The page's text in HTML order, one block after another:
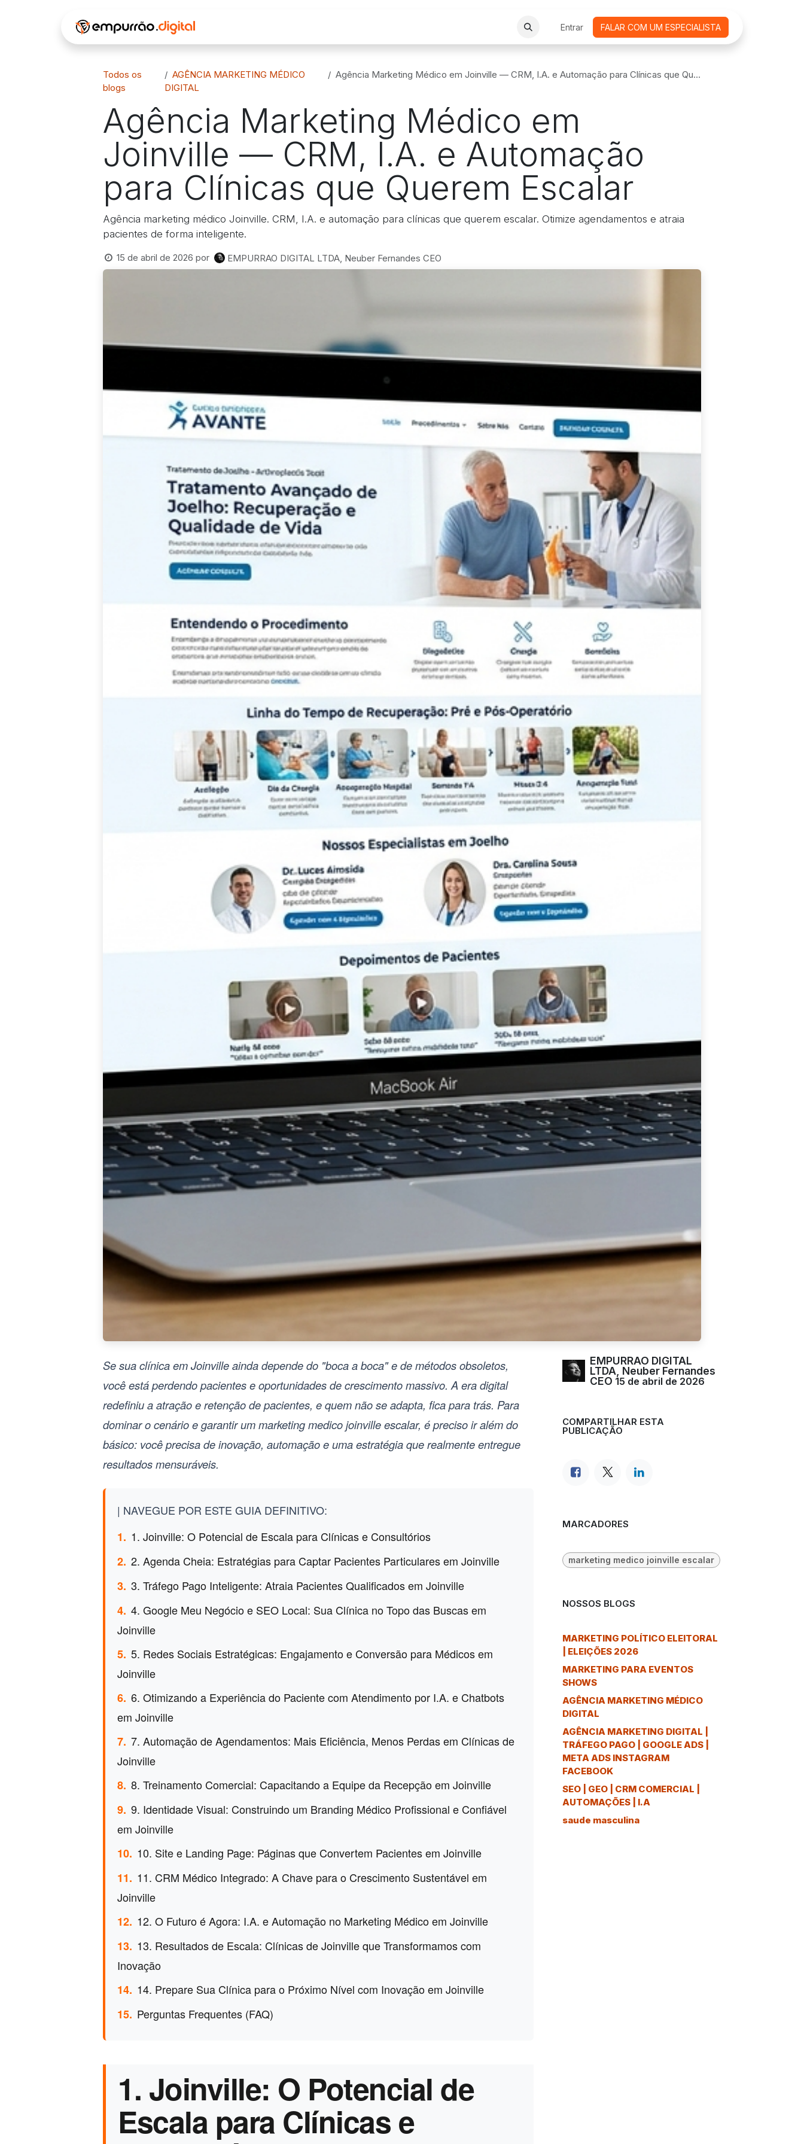
LOJA VIRTUAL CURSOS ONLINE AGENDAMENTO DE REUNIÕES
Entrar FALAR COM UM ESPECIALISTA
Todos os
blogs
AGÊNCIA MARKETING MÉDICO
DIGITAL
Agência Marketing Médico em Joinville — CRM, I.A. e Automação para Clínicas que Querem Escalar
Agência Marketing Médico em
Joinville — CRM, I.A. e Automação
para Clínicas que Querem Escalar
Agência marketing médico Joinville. CRM, I.A. e automação para clínicas que querem escalar. Otimize agendamentos e atraia
pacientes de forma inteligente.
15 de abril de 2026 por EMPURRAO DIGITAL LTDA, Neuber Fernandes CEO
Se sua clínica em Joinville ainda depende do "boca a boca" e de métodos obsoletos,
você está perdendo pacientes e oportunidades de crescimento massivo. A era digital
redefiniu a atração e retenção de pacientes, e quem não se adapta, fica para trás. Para
dominar o cenário e garantir ummarketing medico joinville escalar, é preciso ir além do
básico: você precisa de inovação, automação e uma estratégia que realmente entregue
resultados mensuráveis.
| NAVEGUE POR ESTE GUIA DEFINITIVO:
1. 1. Joinville: O Potencial de Escala para Clínicas e Consultórios
2. 2. Agenda Cheia: Estratégias para Captar Pacientes Particulares em Joinville
3. 3. Tráfego Pago Inteligente: Atraia Pacientes Qualificados em Joinville
4. 4. Google Meu Negócio e SEO Local: Sua Clínica no Topo das Buscas em
Joinville
5. 5. Redes Sociais Estratégicas: Engajamento e Conversão para Médicos em
Joinville
6. 6. Otimizando a Experiência do Paciente com Atendimento por I.A. e Chatbots
em Joinville
7. 7. Automação de Agendamentos: Mais Eficiência, Menos Perdas em Clínicas de
Joinville
8. 8. Treinamento Comercial: Capacitando a Equipe da Recepção em Joinville
9. 9. Identidade Visual: Construindo um Branding Médico Profissional e Confiável
em Joinville
10. 10. Site e Landing Page: Páginas que Convertem Pacientes em Joinville
11. 11. CRM Médico Integrado: A Chave para o Crescimento Sustentável em
Joinville
12. 12. O Futuro é Agora: I.A. e Automação no Marketing Médico em Joinville
13. 13. Resultados de Escala: Clínicas de Joinville que Transformamos com
Inovação
14. 14. Prepare Sua Clínica para o Próximo Nível com Inovação em Joinville
15. Perguntas Frequentes (FAQ)
1. Joinville: O Potencial de
Escala para Clínicas e
EMPURRAO DIGITAL
LTDA, Neuber Fernandes
CEO 15 de abril de 2026
COMPARTILHAR ESTA
PUBLICAÇÃO
MARCADORES
marketing medico joinville escalar
NOSSOS BLOGS
MARKETING POLÍTICO ELEITORAL
| ELEIÇÕES 2026
MARKETING PARA EVENTOS
SHOWS
AGÊNCIA MARKETING MÉDICO
DIGITAL
AGÊNCIA MARKETING DIGITAL |
TRÁFEGO PAGO | GOOGLE ADS |
META ADS INSTAGRAM
FACEBOOK
SEO | GEO | CRM COMERCIAL |
AUTOMAÇÕES | I.A
saude masculina